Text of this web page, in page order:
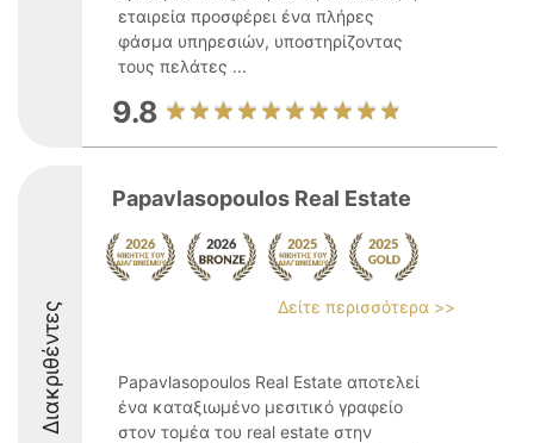
εταιρεία προσφέρει ένα πλήρες
φάσμα υπηρεσιών, υποστηρίζοντας
τους πελάτες ...
9.8
Διακριθέντες
Papavlasopoulos Real Estate
Δείτε περισσότερα >>
Papavlasopoulos Real Estate αποτελεί
ένα καταξιωμένο μεσιτικό γραφείο
στον τομέα του real estate στην